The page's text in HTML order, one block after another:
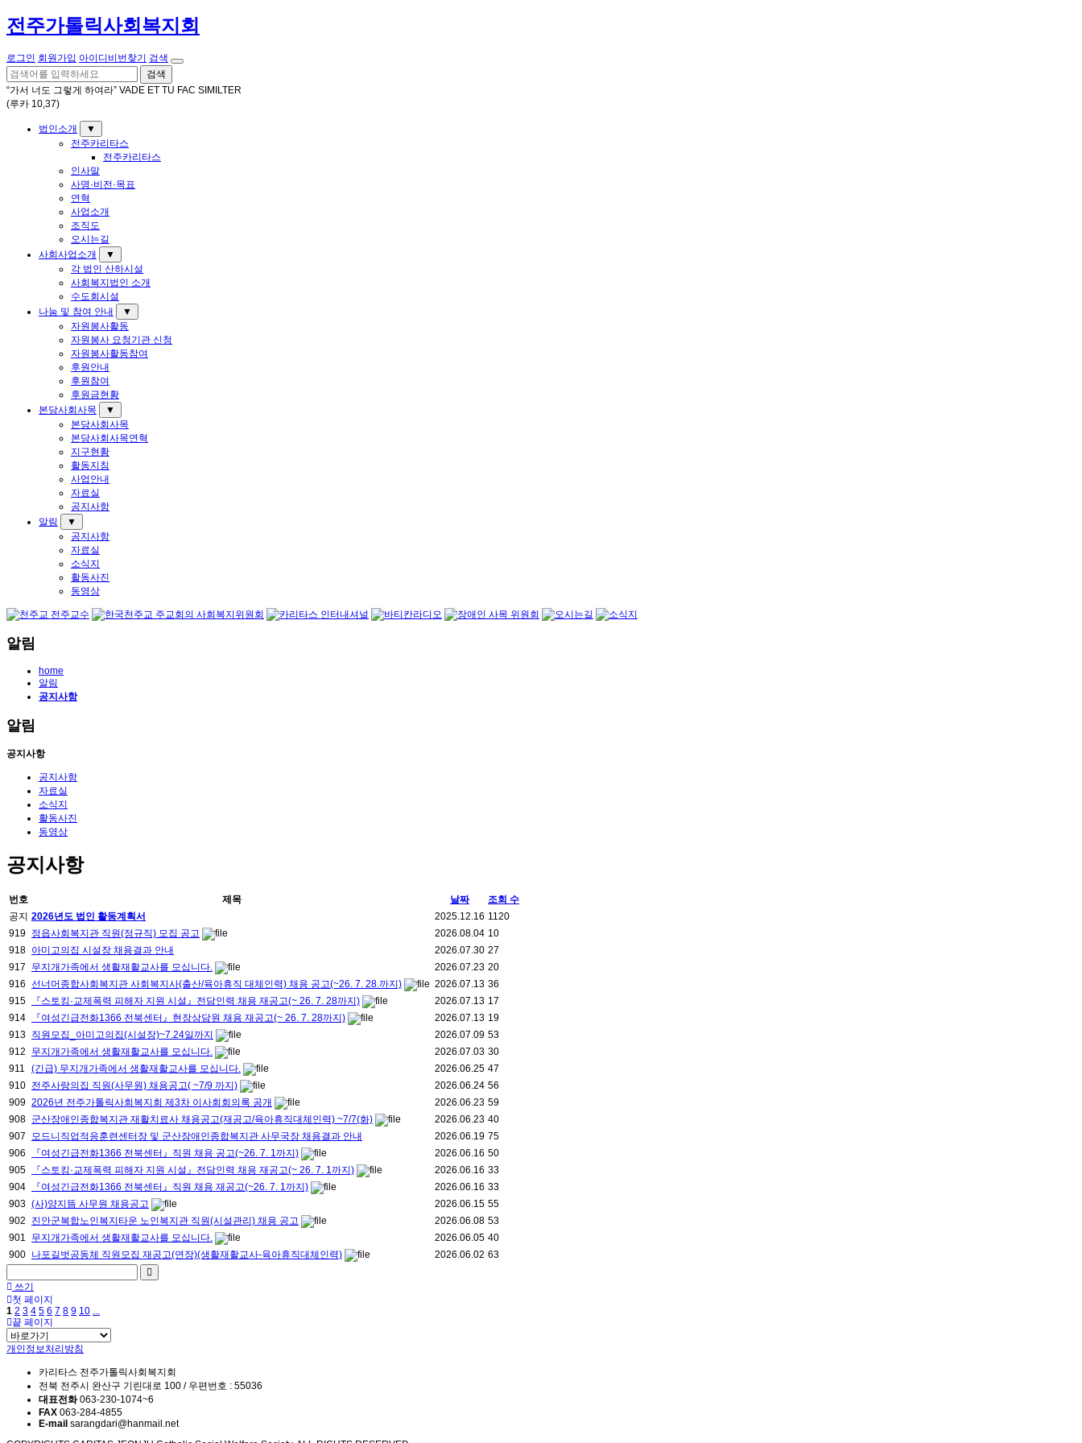
전주가톨릭사회복지회
로그인 회원가입 아이디비번찾기
검색
검색
“가서 너도 그렇게 하여라” VADE ET TU FAC SIMILTER
(루카 10,37)
법인소개
▼
전주카리타스
전주카리타스
인사말
사명·비전·목표
연혁
사업소개
조직도
오시는길
사회사업소개
▼
각 법인 산하시설
사회복지법인 소개
수도회시설
나눔 및 참여 안내
▼
자원봉사활동
자원봉사 요청기관 신청
자원봉사활동참여
후원안내
후원참여
후원금현황
본당사회사목
▼
본당사회사목
본당사회사목연혁
지구현황
활동지침
사업안내
자료실
공지사항
알림
▼
공지사항
자료실
소식지
활동사진
동영상
알림
home
알림
공지사항
알림
공지사항
공지사항
자료실
소식지
활동사진
동영상
공지사항
번호 제목 날짜
조회 수
공지 2026년도 법인 활동계획서 2025.12.16 1120
919 정읍사회복지관 직원(정규직) 모집 공고 2026.08.04 10
918 아미고의집 시설장 채용결과 안내 2026.07.30 27
917
무지개가족에서 생활재활교사를 모십니다. 2026.07.23 20
916 선너머종합사회복지관 사회복지사(출산/육아휴직 대체인력) 채용 공고(~26. 7. 28.까지) 2026.07.13 36
915
『스토킹·교제폭력 피해자 지원 시설』전담인력 채용 재공고(~ 26. 7. 28까지) 2026.07.13 17
914
『여성긴급전화1366 전북센터』현장상담원 채용 재공고(~ 26. 7. 28까지) 2026.07.13 19
913 직원모집_아미고의집(시설장)~7.24일까지 2026.07.09 53
912
무지개가족에서 생활재활교사를 모십니다. 2026.07.03 30
911
(긴급) 무지개가족에서 생활재활교사를 모십니다. 2026.06.25 47
910 전주사랑의집 직원(사무원) 채용공고( ~7/9 까지) 2026.06.24 56
909 2026년 전주가톨릭사회복지회 제3차 이사회회의록 공개 2026.06.23 59
908 군산장애인종합복지관 재활치료사 채용공고(재공고/육아휴직대체인력) ~7/7(화) 2026.06.23 40
907
모드니직업적응훈련센터장 및 군산장애인종합복지관 사무국장 채용결과 안내 2026.06.19 75
906
『여성긴급전화1366 전북센터』직원 채용 공고(~26. 7. 1까지) 2026.06.16 50
905
『스토킹·교제폭력 피해자 지원 시설』전담인력 채용 재공고(~ 26. 7. 1까지) 2026.06.16 33
904
『여성긴급전화1366 전북센터』직원 채용 재공고(~26. 7. 1까지) 2026.06.16 33
903 (사)양지뜸 사무원 채용공고 2026.06.15 55
902
진안군복합노인복지타운 노인복지관 직원(시설관리) 채용 공고 2026.06.08 53
901
무지개가족에서 생활재활교사를 모십니다. 2026.06.05 40
900 나포길벗공동체 직원모집 재공고(연장)(생활재활교사-육아휴직대체인력) 2026.06.02 63
쓰기
첫 페이지
1 2 3 4 5 6 7 8 9 10 ...
끝 페이지
개인정보처리방침
카리타스 전주가톨릭사회복지회
전북 전주시 완산구 기린대로 100 / 우편번호 : 55036
대표전화063-230-1074~6
FAX 063-284-4855
E-mail sarangdari@hanmail.net